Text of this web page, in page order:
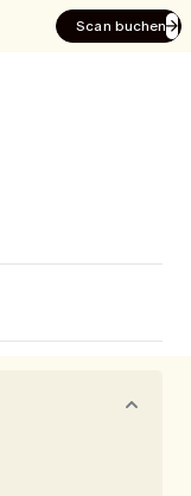
Scan buchen